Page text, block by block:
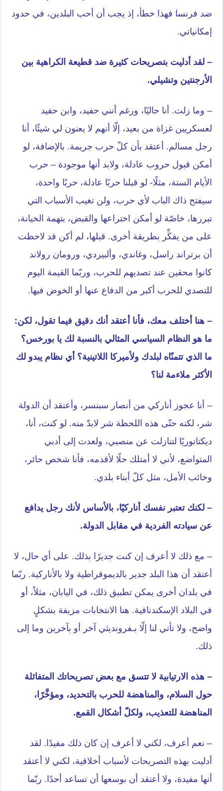
ضد فرنسا فهذا خطأ، إذ يجب أن أحب البلدين، في حدود
إمكانياتي.
– لقد أدليت بتصريحات كثيرة ضد قطيعة الكراهية بين
الأرجنتين وتشيلي.
– وما زلت. أنا حاليًا، ورغم أنني حفيد، وابن حفيد
لعسكريين غزاة من بعيد، إلّا أنهم لا يعنون لي شيئًا، أنا
رجل مسالم. أعتقد بأن كلّ حرب جريمة. بالإضافة، لو
أمكن قبول حروب عادلة، ولابد أنها موجودة – حرب
الأيام الستة، مثلًا- لو قبلنا حربًا عادلة، حربًا واحدة،
سيفتح ذاك الباب لأي حرب، ولن تغيب الأسباب التي
تبررها، خاصّة لو أمكن اختراعها والقبض، بتهمة الخيانة،
على من يفكِّر بطريقة أخرى. قبلها، لم أكن قد لاحظت
أن برتراند راسل، وغاندي، وألبيردي، ورومان رولاند
كانوا محقين عند تصديهم للحرب، وربّما القيمة اليوم
للتصدي للحرب أكبر من الدفاع عنها أو الخوض فيها.
– هنا أختلف معك، فأنا أعتقد أنك دقيق فيما تقول، لكن:
ما هو النظام السياسي المثالي بالنسبة لك يا بورخس؟
ما الذي تتمنّاه لبلدك ولأميركا اللاتينية؟ أي نظام يبدو لك
الأكثر ملاءمة لنا؟
– أنا عجوز أناركي من أنصار سبنسر، وأعتقد أن الدولة
شر، لكنه حتّى هذه اللحظة شر لابدّ منه. لو كنت، أنا،
ديكتاتوريًا لتنازلت عن منصبي، ولعدت إلى أدبي
المتواضع، لأني لا أمتلك حلًا لأقدمه، فأنا شخص حائر،
وخائب الأمل، مثل كلّ أبناء بلدي.
– لكنك تعتبر نفسك أناركيًا، بالأساس لأنك رجل يدافع
عن سيادته الفردية في مقابل الدولة.
– مع ذلك لا أعرف إن كنت جديرًا بذلك. على أي حال، لا
أعتقد أن هذا البلد جدير بالديموقراطية ولا بالأناركية. ربّما
في بلدان أخرى يمكن تطبيق ذلك، في اليابان، مثلاً، أو
في البلاد الإسكندنافية. هنا الانتخابات مزيفة بشكلٍ
واضح، ولا تأتي لنا إلّا بـفرونديثي آخر أو بآخرين وما إلى
ذلك.
– هذه الارتيابية لا تتسق مع بعض تصريحاتك المتفائلة
حول السلام، والمناهضة للحرب بالتحديد، ومؤخَّرًا،
المناهضة للتعذيب، ولكلّ أشكال القمع.
– نعم أعرف، لكني لا أعرف إن كان ذلك مفيدًا. لقد
أدليت بهذه التصريحات لأسباب أخلاقية، لكني لا أعتقد
أنها مفيدة، ولا أعتقد أن بوسعها أن تساعد أحدًا. ربّما